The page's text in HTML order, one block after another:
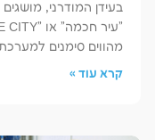
בעידן המודרני,
מהווים סימנים
קרא עוד »